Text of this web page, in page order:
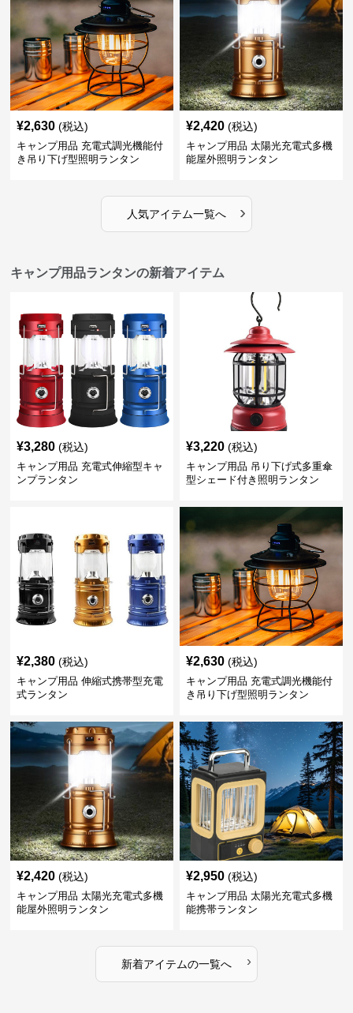
¥2,630 (税込)
キャンプ用品 充電式調光機能付
き吊り下げ型照明ランタン
¥2,420 (税込)
キャンプ用品 太陽光充電式多機
能屋外照明ランタン
人気アイテム一覧へ ›
キャンプ用品ランタンの新着アイテム
¥3,280 (税込)
キャンプ用品 充電式伸縮型キャ
ンプランタン
¥3,220 (税込)
キャンプ用品 吊り下げ式多重傘
型シェード付き照明ランタン
¥2,380 (税込)
キャンプ用品 伸縮式携帯型充電
式ランタン
¥2,630 (税込)
キャンプ用品 充電式調光機能付
き吊り下げ型照明ランタン
¥2,420 (税込)
キャンプ用品 太陽光充電式多機
能屋外照明ランタン
¥2,950 (税込)
キャンプ用品 太陽光充電式多機
能携帯ランタン
新着アイテムの一覧へ ›